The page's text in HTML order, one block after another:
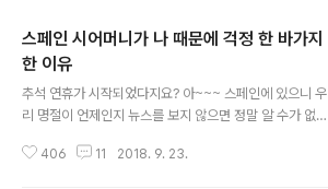
스페인 시어머니가 나 때문에 걱정 한 바가지
한 이유
추석 연휴가 시작되었다지요? 아~~~ 스페인에 있으니 우
리 명절이 언제인지 뉴스를 보지 않으면 정말 알 수가 없네
입니다. 한국 사람으로 해외 계시는 분들은 이런 기분 다들
406 11 2018. 9. 23.